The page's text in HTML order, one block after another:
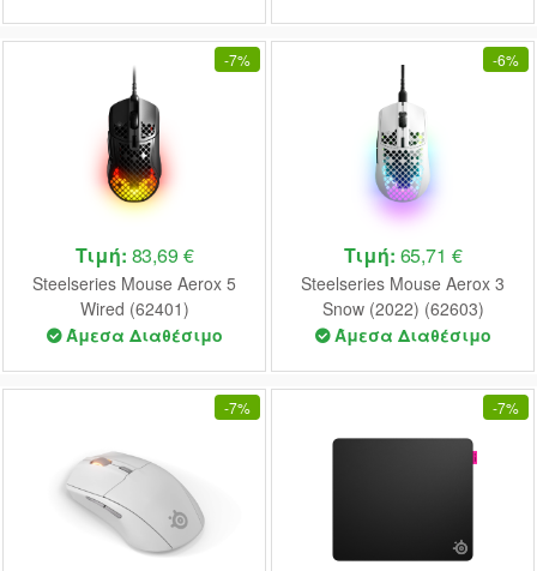
-7%
Τιμή: 83,69 €
Steelseries Mouse Aerox 5
Wired (62401)
Άμεσα Διαθέσιμο
-6%
Τιμή: 65,71 €
Steelseries Mouse Aerox 3
Snow (2022) (62603)
Άμεσα Διαθέσιμο
-7% -7%